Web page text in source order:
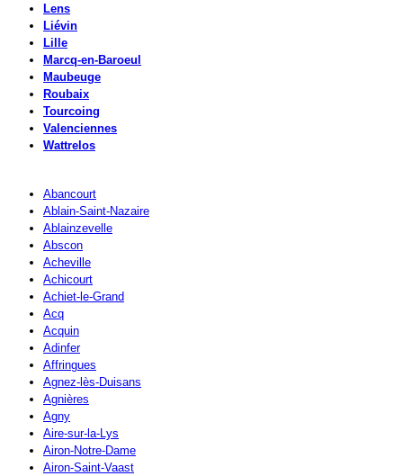
Lens
Liévin
Lille
Marcq-en-Baroeul
Maubeuge
Roubaix
Tourcoing
Valenciennes
Wattrelos
Abancourt
Ablain-Saint-Nazaire
Ablainzevelle
Abscon
Acheville
Achicourt
Achiet-le-Grand
Acq
Acquin
Adinfer
Affringues
Agnez-lès-Duisans
Agnières
Agny
Aire-sur-la-Lys
Airon-Notre-Dame
Airon-Saint-Vaast